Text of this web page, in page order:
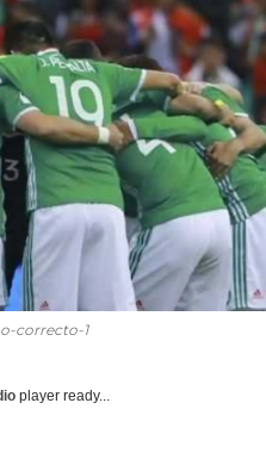
correcto-1
player ready...